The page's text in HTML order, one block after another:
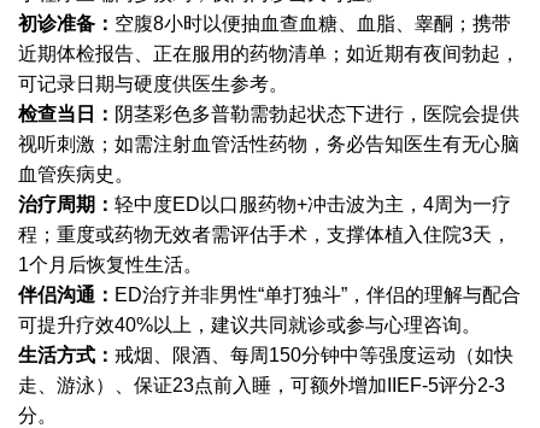
初诊准备： 空腹8小时以便抽血查血糖、血脂、睾酮；携带
近期体检报告、正在服用的药物清单；如近期有夜间勃起，
可记录日期与硬度供医生参考。
检查当日： 阴茎彩色多普勒需勃起状态下进行，医院会提供
视听刺激；如需注射血管活性药物，务必告知医生有无心脑
血管疾病史。
治疗周期：轻中度ED以口服药物+冲击波为主，4周为一疗
程；重度或药物无效者需评估手术，支撑体植入住院3天，
1个月后恢复性生活。
伴侣沟通： ED治疗并非男性“单打独斗”，伴侣的理解与配合
可提升疗效40%以上，建议共同就诊或参与心理咨询。
生活方式：戒烟、限酒、每周150分钟中等强度运动（如快
走、游泳）、保证23点前入睡，可额外增加IIEF-5评分2-3
分。